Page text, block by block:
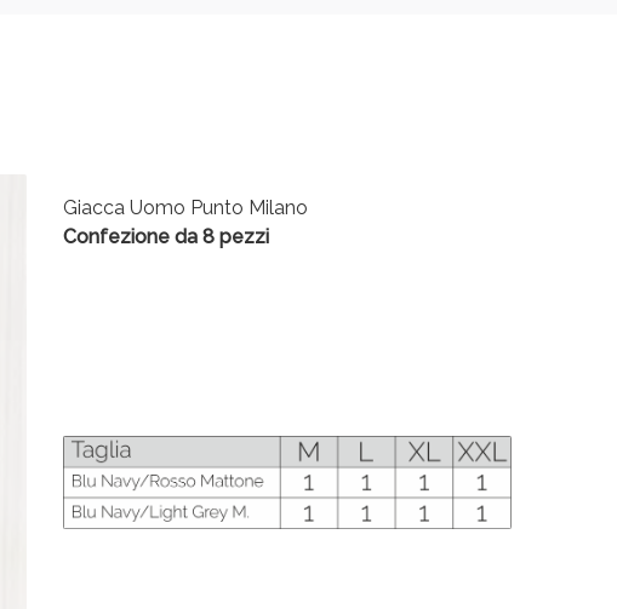
Giacca Uomo Punto Milano
Confezione da 8 pezzi